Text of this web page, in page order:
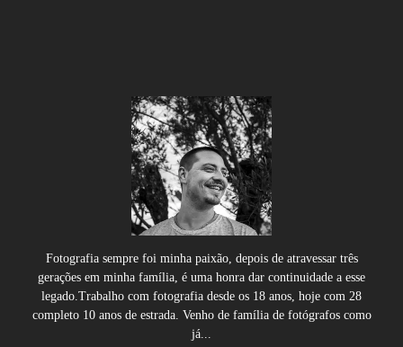
Fotografia sempre foi minha paixão, depois de atravessar três
gerações em minha família, é uma honra dar continuidade a esse
legado.Trabalho com fotografia desde os 18 anos, hoje com 28
completo 10 anos de estrada. Venho de família de fotógrafos como
já...